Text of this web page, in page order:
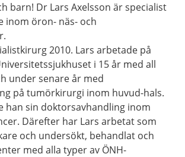
barn! Dr Lars Axelsson är specialist
inom öron- näs- och
2010. Lars arbetade på
i 15 år med all
under senare år med
på tumörkirurgi inom huvud-hals.
han sin doktorsavhandling inom
Därefter har Lars arbetat som
och undersökt, behandlat och
med alla typer av ÖNH-